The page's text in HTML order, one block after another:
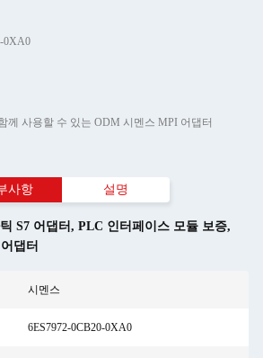
0XA0
께 사용할 수 있는 ODM 시멘스 MPI 어댑터
사항 설명
S7 어댑터 , PLC 인터페이스 모듈 보증,
댑터
시멘스
6ES7972-0CB20-0XA0